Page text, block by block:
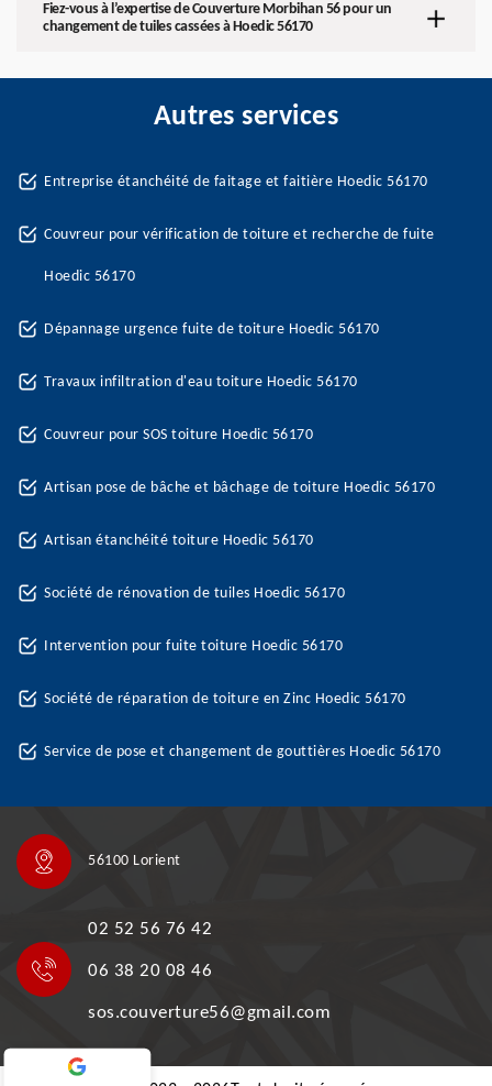
Fiez-vous à l’expertise de Couverture Morbihan 56 pour un
changement de tuiles cassées à Hoedic 56170
Autres services
Entreprise étanchéité de faitage et faitière Hoedic 56170
Couvreur pour vérification de toiture et recherche de fuite
Hoedic 56170
Dépannage urgence fuite de toiture Hoedic 56170
Travaux infiltration d'eau toiture Hoedic 56170
Couvreur pour SOS toiture Hoedic 56170
Artisan pose de bâche et bâchage de toiture Hoedic 56170
Artisan étanchéité toiture Hoedic 56170
Société de rénovation de tuiles Hoedic 56170
Intervention pour fuite toiture Hoedic 56170
Société de réparation de toiture en Zinc Hoedic 56170
Service de pose et changement de gouttières Hoedic 56170
56100 Lorient
02 52 56 76 42
06 38 20 08 46
sos.couverture56@gmail.com